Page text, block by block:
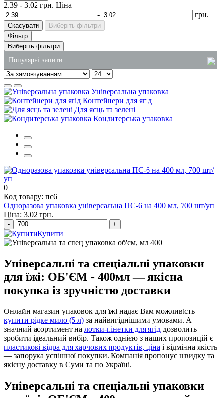
2.39 - 3.02 грн. Ціна
-
грн.
Скасувати
Виберіть фільтри
Фільтр
Виберіть фільтри
Популярні запити
купити пакет паперовий
миючий засіб для посуду 5 л
одноразові стакани пластикові
контейнери одноразові для їжі
пакети для сміття оптом
Універсальна упаковка
Контейнери для ягід
Для яєць та зелені
Кондитерська упаковка
0
Код товару: пс6
Одноразова упаковка універсальна ПС-6 на 400 мл, 700 шт/уп
Ціна: 3.02 грн.
- +
Купити
Універсальні та спеціальні упаковки
для їжі: ОБ'ЄМ - 400мл — якісна
покупка із зручністю доставки
Онлайн магазин упаковок для їжі надає Вам можливість
купити рідке мило (5 л) за найвигіднішими умовами. А
значний асортимент на лотки-пінетки для ягід дозволить
зробити ідеальний вибір. Також однією з наших пропозицій є
пластикові відра для харчових продуктів, ціна і відмінна якість
— запорука успішної покупки. Компанія пропонує швидку та
якісну доставку в Суми та по Україні.
Універсальні та спеціальні упаковки